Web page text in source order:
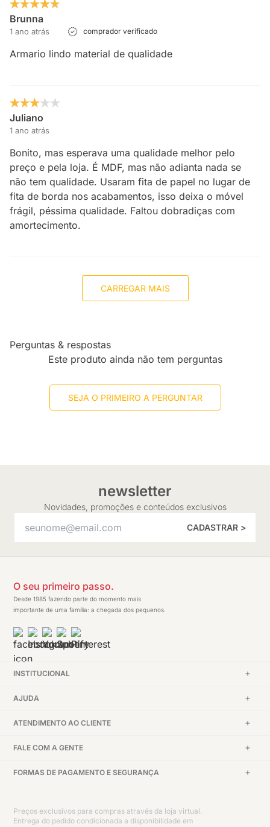
Brunna
1 ano atrás comprador verificado
Armario lindo material de qualidade
Juliano
1 ano atrás
Bonito, mas esperava uma qualidade melhor pelo
preço e pela loja. É MDF, mas não adianta nada se
não tem qualidade. Usaram fita de papel no lugar de
fita de borda nos acabamentos, isso deixa o móvel
frágil, péssima qualidade. Faltou dobradiças com
amortecimento.
CARREGAR MAIS
Perguntas & respostas
Este produto ainda não tem perguntas
SEJA O PRIMEIRO A PERGUNTAR
newsletter
Novidades, promoções e conteúdos exclusivos
CADASTRAR >
O seu primeiro passo.
Desde 1985 fazendo parte do momento mais
importante de uma família: a chegada dos pequenos.
INSTITUCIONAL
AJUDA
ATENDIMENTO AO CLIENTE
FALE COM A GENTE
FORMAS DE PAGAMENTO E SEGURANÇA
Preços exclusivos para compras através da loja virtual.
Entrega do pedido condicionada a disponibilidade em